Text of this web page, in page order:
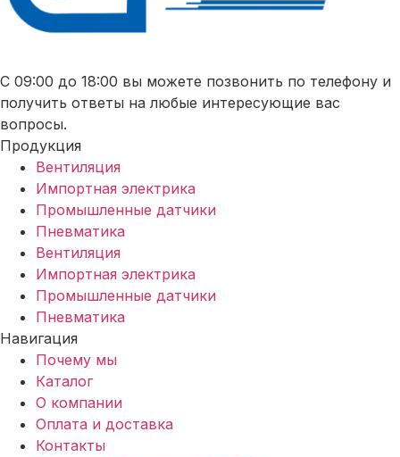
С 09:00 до 18:00 вы можете позвонить по телефону и
получить ответы на любые интересующие вас
вопросы.
Продукция
Вентиляция
Импортная электрика
Промышленные датчики
Пневматика
Вентиляция
Импортная электрика
Промышленные датчики
Пневматика
Навигация
Почему мы
Каталог
О компании
Оплата и доставка
Контакты